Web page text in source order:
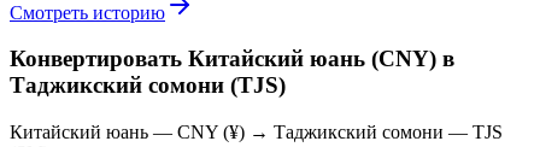
Смотреть историю
Конвертировать Китайский юань (CNY) в
Таджикский сомони (TJS)
Китайский юань — CNY (¥) → Таджикский сомони — TJS